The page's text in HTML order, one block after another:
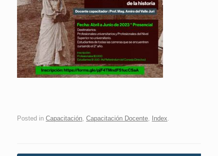
Posted in Capacitación Capacitación Docente Index